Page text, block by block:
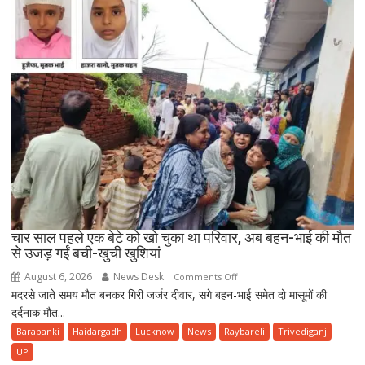
बहादुरी
टला
बड़ा
हादसा,
सीसीटीवी
घटना
चार साल पहले एक बेटे को खो चुका था परिवार, अब बहन-भाई की मौत
से उजड़ गईं बची-खुची खुशियां
August 6, 2026 News Desk Comments Offon
चार
पहले
मदरसे जाते समय मौत बनकर गिरी जर्जर दीवार, सगे बहन-भाई समेत दो मासूमों की
दर्दनाक मौत...
Barabanki Haidargadh Lucknow News Raybareli
Trivediganj
UP